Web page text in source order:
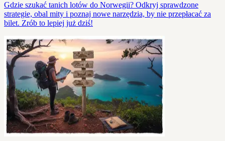
Gdzie szukać tanich lotów do Norwegii? Odkryj sprawdzone
strategie, obal mity i poznaj nowe narzędzia, by nie przepłacać za
bilet. Zrób to lepiej już dziś!